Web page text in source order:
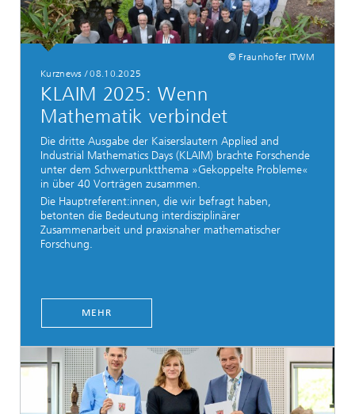
© Fraunhofer ITWM
Kurznews / 08.10.2025
KLAIM 2025: Wenn
Mathematik verbindet
Die dritte Ausgabe der Kaiserslautern Applied and
Industrial Mathematics Days (KLAIM) brachte Forschende
unter dem Schwerpunktthema »Gekoppelte Probleme«
in über 40 Vorträgen zusammen.
Die Hauptreferent:innen, die wir befragt haben,
betonten die Bedeutung interdisziplinärer
Zusammenarbeit und praxisnaher mathematischer
Forschung.
MEHR